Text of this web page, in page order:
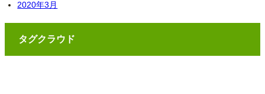
2020年3月
タグクラウド